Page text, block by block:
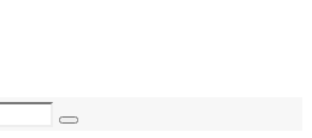
Поиск